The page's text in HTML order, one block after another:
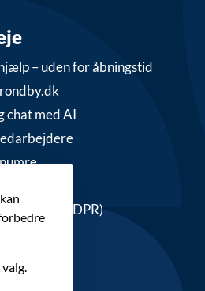
– uden for åbningstid
chat med AI
(GDPR)